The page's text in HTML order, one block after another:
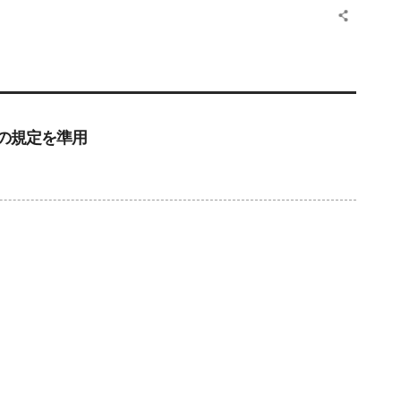
規定を準用